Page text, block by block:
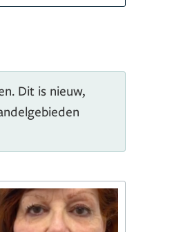
Dit is nieuw,